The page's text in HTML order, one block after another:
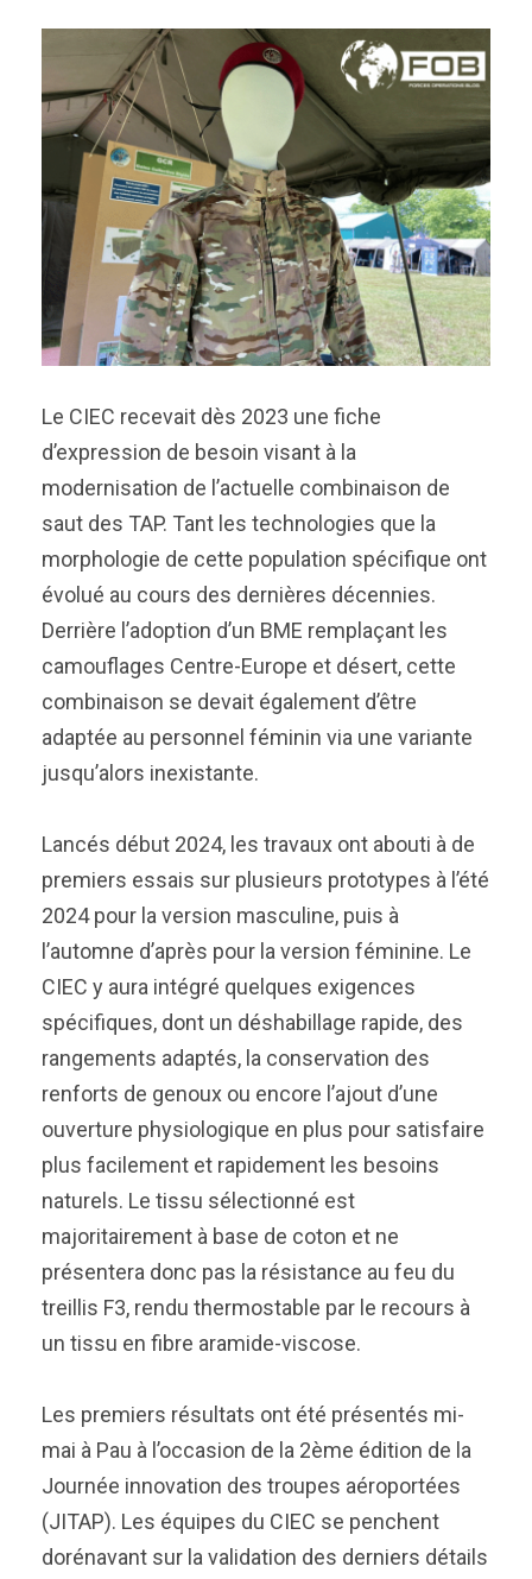
Le CIEC recevait dès 2023 une fiche
d’expression de besoin visant à la
modernisation de l’actuelle combinaison de
saut des TAP. Tant les technologies que la
morphologie de cette population spécifique ont
évolué au cours des dernières décennies.
Derrière l’adoption d’un BME remplaçant les
camouflages Centre-Europe et désert, cette
combinaison se devait également d’être
adaptée au personnel féminin via une variante
jusqu’alors inexistante.
Lancés début 2024, les travaux ont abouti à de
premiers essais sur plusieurs prototypes à l’été
2024 pour la version masculine, puis à
l’automne d’après pour la version féminine. Le
CIEC y aura intégré quelques exigences
spécifiques, dont un déshabillage rapide, des
rangements adaptés, la conservation des
renforts de genoux ou encore l’ajout d’une
ouverture physiologique en plus pour satisfaire
plus facilement et rapidement les besoins
naturels. Le tissu sélectionné est
majoritairement à base de coton et ne
présentera donc pas la résistance au feu du
treillis F3, rendu thermostable par le recours à
un tissu en fibre aramide-viscose.
Les premiers résultats ont été présentés mi-
mai à Pau à l’occasion de la 2ème édition de la
Journée innovation des troupes aéroportées
(JITAP). Les équipes du CIEC se penchent
dorénavant sur la validation des derniers détails